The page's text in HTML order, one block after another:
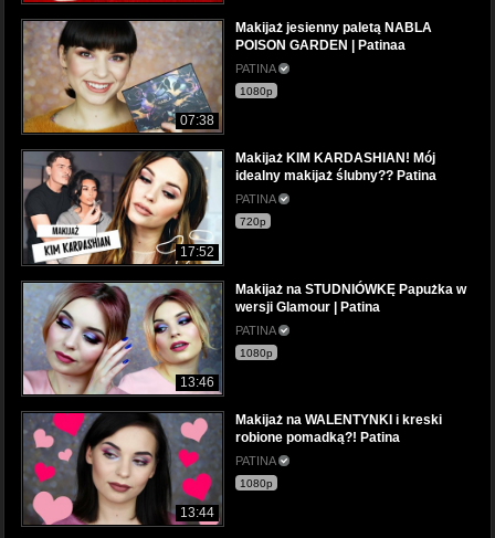
07:38
Makijaż jesienny paletą NABLA
POISON GARDEN | Patinaa
PATINA
1080p
17:52
Makijaż KIM KARDASHIAN! Mój
idealny makijaż ślubny?? Patina
PATINA
720p
13:46
Makijaż na STUDNIÓWKĘ Papużka w
wersji Glamour | Patina
PATINA
1080p
13:44
Makijaż na WALENTYNKI i kreski
robione pomadką?! Patina
PATINA
1080p